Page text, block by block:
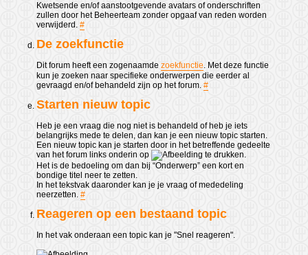
Kwetsende en/of aanstootgevende avatars of onderschriften
zullen door het Beheerteam zonder opgaaf van reden worden
verwijderd. #
De zoekfunctie
Dit forum heeft een zogenaamde zoekfunctie . Met deze functie
kun je zoeken naar specifieke onderwerpen die eerder al
gevraagd en/of behandeld zijn op het forum. #
Starten nieuw topic
Heb je een vraag die nog niet is behandeld of heb je iets
belangrijks mede te delen, dan kan je een nieuw topic starten.
Een nieuw topic kan je starten door in het betreffende gedeelte
van het forum links onderin op
te drukken.
Het is de bedoeling om dan bij “Onderwerp” een kort en
bondige titel neer te zetten.
In het tekstvak daaronder kan je je vraag of mededeling
neerzetten. #
Reageren op een bestaand topic
In het vak onderaan een topic kan je "Snel reageren".